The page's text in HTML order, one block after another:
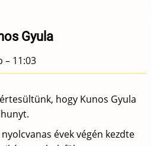
Gyula
– 11:03
hogy Kunos Gyula
évek végén kezdte